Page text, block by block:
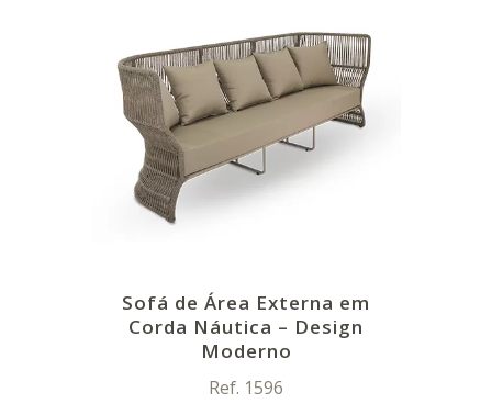
Sofá de Área Externa em
Corda Náutica – Design
Moderno
Ref. 1596